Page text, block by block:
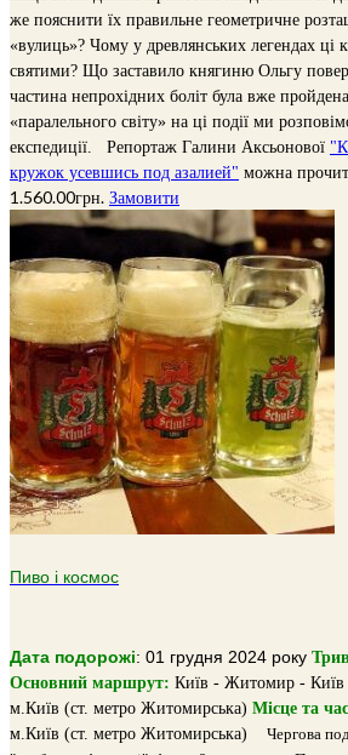
же пояснити їх правильне геометричне
«вулиць»? Чому у древлянських легендах ці
святими? Що заставило княгиню Ольгу
частина непрохідних боліт була вже
«паралельного світу» на ці події ми
експедиції.
Репортаж Галини Аксьонової
кружок усевшись под азалией" можна
1.560.00грн. Замовити
Пиво і космос
Дата подорожі: 01 грудня 2024 року
Основний маршрут: Київ - Житомир - Київ
м.Київ (ст. метро Житомирська) Місце та
м.Київ (ст. метро Житомирська)
Чергова